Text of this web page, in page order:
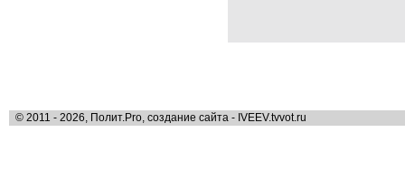
© 2011 - 2026, Полит.Pro, создание сайта - IVEEV.tvvot.ru